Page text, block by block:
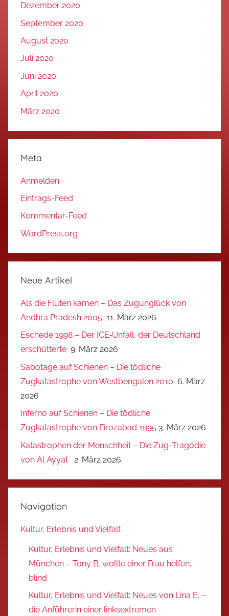
Dezember 2020
September 2020
August 2020
Juli 2020
Juni 2020
April 2020
März 2020
Meta
Anmelden
Eintrags-Feed
Kommentar-Feed
WordPress.org
Neue Artikel
Als die Fluten kamen – Das Zugunglück von
Andhra Pradesh 2005 11. März 2026
Eschede 1998 – Der ICE‑Unfall, der Deutschland
erschütterte 9. März 2026
Sabotage auf Schienen – Die tödliche
Zugkatastrophe von Westbengalen 2010 6. März
2026
Inferno auf Schienen – Die tödliche
Zugkatastrophe von Firozabad 1995 3. März 2026
Katastrophen der Menschheit – Die Zug-Tragödie
von Al Ayyat
2. März 2026
Navigation
Kultur, Erlebnis und Vielfalt
Kultur, Erlebnis und Vielfalt: Neues aus
München – Tony B. wollte einer Frau helfen,
blind
Kultur, Erlebnis und Vielfalt: Neues von Lina E. –
die Anführerin einer linksextremen